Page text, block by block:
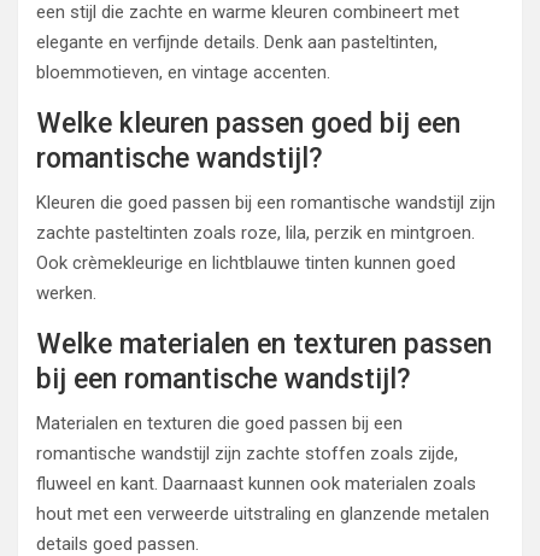
een stijl die zachte en warme kleuren combineert met
elegante en verfijnde details. Denk aan pasteltinten,
bloemmotieven, en vintage accenten.
Welke kleuren passen goed bij een
romantische wandstijl?
Kleuren die goed passen bij een romantische wandstijl zijn
zachte pasteltinten zoals roze, lila, perzik en mintgroen.
Ook crèmekleurige en lichtblauwe tinten kunnen goed
werken.
Welke materialen en texturen passen
bij een romantische wandstijl?
Materialen en texturen die goed passen bij een
romantische wandstijl zijn zachte stoffen zoals zijde,
fluweel en kant. Daarnaast kunnen ook materialen zoals
hout met een verweerde uitstraling en glanzende metalen
details goed passen.